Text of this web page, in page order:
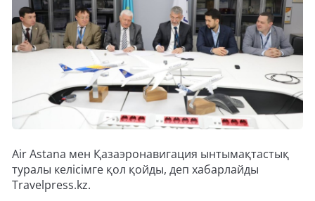
Air Astana мен Қазаэронавигация ынтымақтастық
туралы келісімге қол қойды, деп хабарлайды
Travelpress.kz.